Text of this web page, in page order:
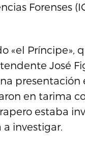
Forenses
«el Príncipe»,
José
en tarima
estaba
investigar.